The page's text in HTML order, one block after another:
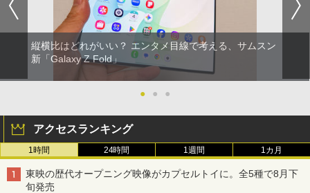
縦横比はどれがいい？ エンタメ目線で考える、サムスン
新「Galaxy Z Fold」
● ● ●
アクセスランキング
1時間 24時間 1週間 1カ月
東映の歴代オープニング映像がカプセルトイに。全5種で8月下
旬発売